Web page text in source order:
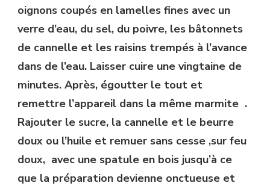
oignons coupés en lamelles fines avec un
verre d’eau, du sel, du poivre, les bâtonnets
de cannelle et les raisins trempés à l’avance
dans de l’eau. Laisser cuire une vingtaine de
minutes. Après, égoutter le tout et
remettre l’appareil dans la même marmite .
Rajouter le sucre, la cannelle et le beurre
doux ou l’huile et remuer sans cesse ,sur feu
doux, avec une spatule en bois jusqu’à ce
que la préparation devienne onctueuse et